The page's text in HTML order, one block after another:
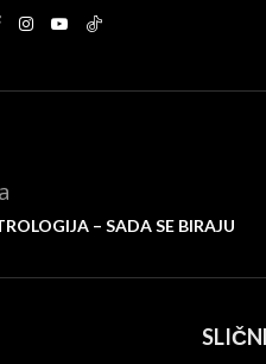
– SADA SE BIRAJU